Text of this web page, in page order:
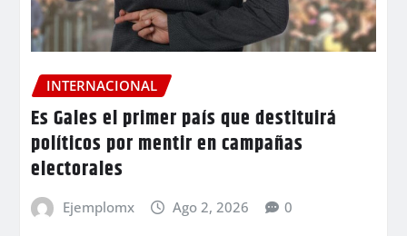
INTERNACIONAL
Es Gales el primer país que destituirá
políticos por mentir en campañas
electorales
Ejemplomx Ago 2, 2026 0